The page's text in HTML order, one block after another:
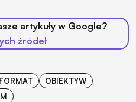
artykuły w Google?
źródeł
OBIEKTYW